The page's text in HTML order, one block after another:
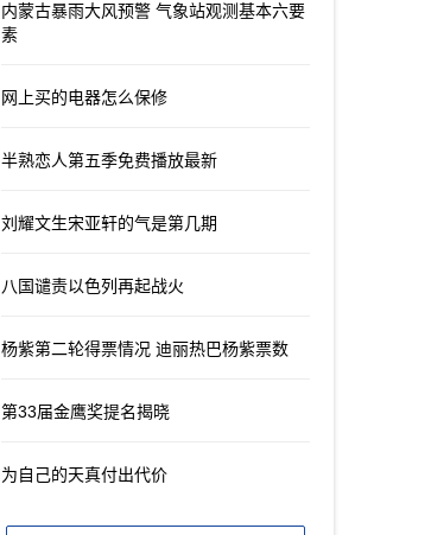
内蒙古暴雨大风预警 气象站观测基本六要
素
网上买的电器怎么保修
半熟恋人第五季免费播放最新
刘耀文生宋亚轩的气是第几期
八国谴责以色列再起战火
杨紫第二轮得票情况 迪丽热巴杨紫票数
第33届金鹰奖提名揭晓
为自己的天真付出代价